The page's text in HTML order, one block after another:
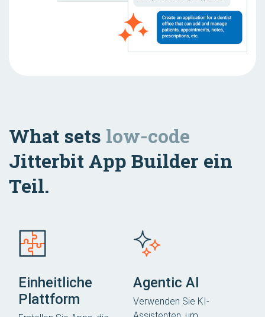
What sets low-code
Jitterbit App Builder ein
Teil.
Einheitliche
Plattform
Agentic AI
Verwenden Sie KI-